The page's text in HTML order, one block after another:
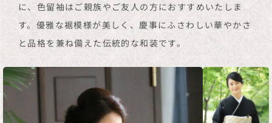
に、色留袖はご親族やご友人の方におすすめいたしま
す。優雅な裾模様が美しく、慶事にふさわしい華やかさ
と品格を兼ね備えた伝統的な和装です。